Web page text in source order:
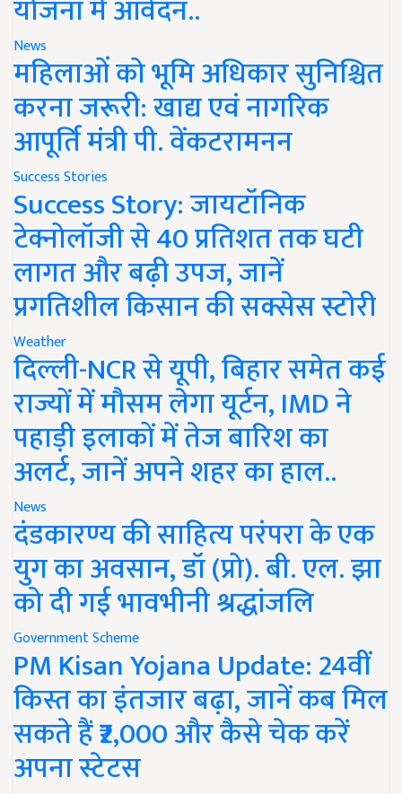
योजना में आवेदन..
News
महिलाओं को भूमि अधिकार सुनिश्चित
करना जरूरी: खाद्य एवं नागरिक
आपूर्ति मंत्री पी. वेंकटरामनन
Success Stories
Success Story: जायटॉनिक
टेक्नोलॉजी से 40 प्रतिशत तक घटी
लागत और बढ़ी उपज, जानें
प्रगतिशील किसान की सक्सेस स्टोरी
Weather
दिल्ली-NCR से यूपी, बिहार समेत कई
राज्यों में मौसम लेगा यूर्टन, IMD ने
पहाड़ी इलाकों में तेज बारिश का
अलर्ट, जानें अपने शहर का हाल..
News
दंडकारण्य की साहित्य परंपरा के एक
युग का अवसान, डॉ (प्रो). बी. एल. झा
को दी गई भावभीनी श्रद्धांजलि
Government Scheme
PM Kisan Yojana Update: 24वीं
किस्त का इंतजार बढ़ा, जानें कब मिल
सकते हैं ₹2,000 और कैसे चेक करें
अपना स्टेटस